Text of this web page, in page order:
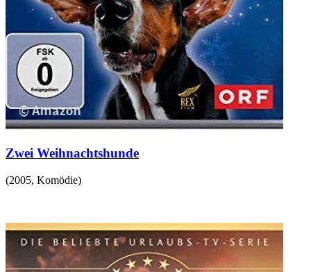
Zwei Weihnachtshunde
(2005, Komödie)